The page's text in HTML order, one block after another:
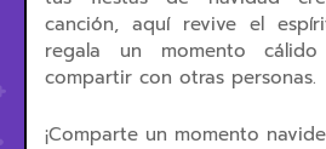
canción, aquí revive el
regala un momento
compartir con otras personas.
¡Comparte un momento